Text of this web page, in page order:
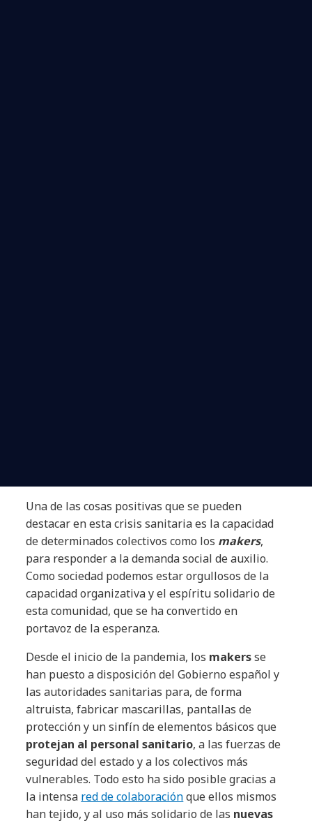
Una de las cosas positivas que se pueden
destacar en esta crisis sanitaria es la capacidad
de determinados colectivos como los makers,
para responder a la demanda social de auxilio.
Como sociedad podemos estar orgullosos de la
capacidad organizativa y el espíritu solidario de
esta comunidad, que se ha convertido en
portavoz de la esperanza.
Desde el inicio de la pandemia, los makersse
han puesto a disposición del Gobierno español y
las autoridades sanitarias para, de forma
altruista, fabricar mascarillas, pantallas de
protección y un sinfín de elementos básicos que
protejan al personal sanitario, a las fuerzas de
seguridad del estado y a los colectivos más
vulnerables. Todo esto ha sido posible gracias a
la intensa red de colaboraciónque ellos mismos
han tejido, y al uso más solidario de las nuevas